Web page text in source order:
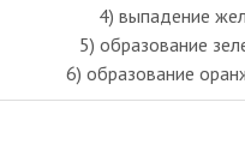
4) выпадение
5) образование
6) образование